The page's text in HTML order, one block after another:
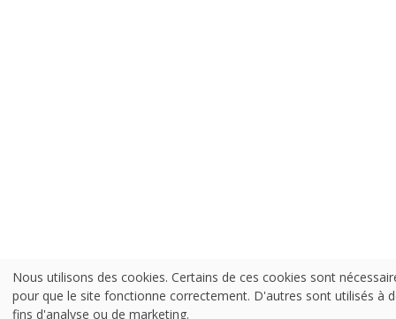
Nous utilisons des cookies. Certains de ces cookies sont
pour que le site fonctionne correctement. D'autres sont utilisés à
fins d'analyse ou de marketing.